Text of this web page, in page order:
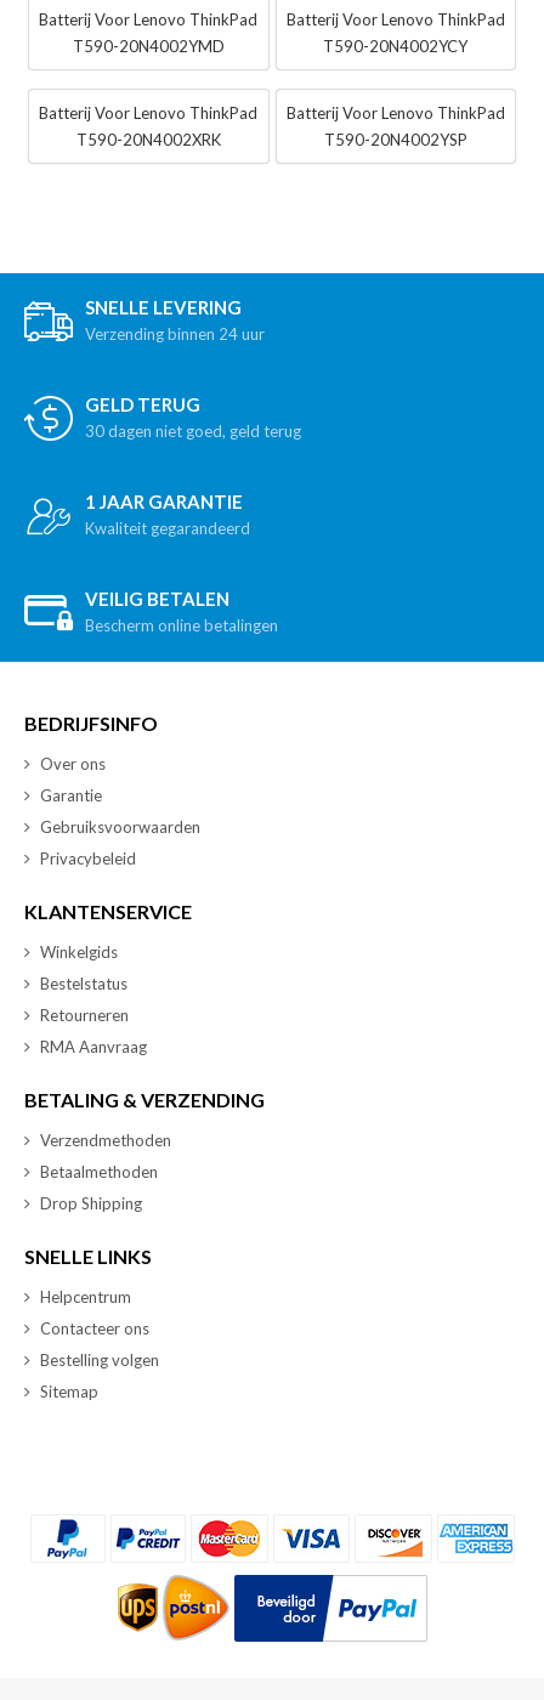
Batterij Voor Lenovo ThinkPad
T590-20N4002YMD
Batterij Voor Lenovo ThinkPad
T590-20N4002YCY
Batterij Voor Lenovo ThinkPad
T590-20N4002XRK
Batterij Voor Lenovo ThinkPad
T590-20N4002YSP
SNELLE LEVERING
Verzending binnen 24 uur
GELD TERUG
30 dagen niet goed, geld terug
1 JAAR GARANTIE
Kwaliteit gegarandeerd
VEILIG BETALEN
Bescherm online betalingen
BEDRIJFSINFO
Over ons
Garantie
Gebruiksvoorwaarden
Privacybeleid
KLANTENSERVICE
Winkelgids
Bestelstatus
Retourneren
RMA Aanvraag
BETALING & VERZENDING
Verzendmethoden
Betaalmethoden
Drop Shipping
SNELLE LINKS
Helpcentrum
Contacteer ons
Bestelling volgen
Sitemap